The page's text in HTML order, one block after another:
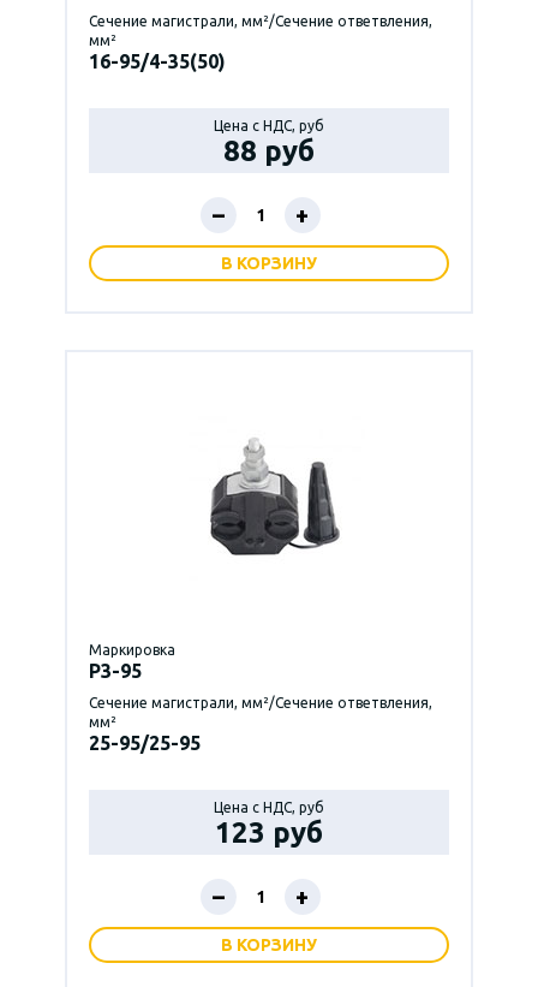
Сечение магистрали, мм²/Сечение ответвления,
мм²
16-95/4-35(50)
Цена с НДС, руб
88 руб
– +
В КОРЗИНУ
Маркировка
P3-95
Сечение магистрали, мм²/Сечение ответвления,
мм²
25-95/25-95
Цена с НДС, руб
123 руб
– +
В КОРЗИНУ